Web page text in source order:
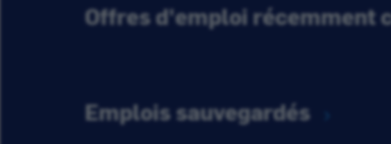
Offres d'emploi récemment
Emplois sauvegardés